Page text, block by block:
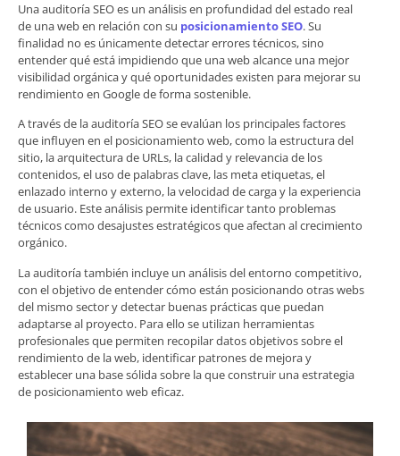
Una auditoría SEO es un análisis en profundidad del estado real
de una web en relación con su posicionamiento SEO. Su
finalidad no es únicamente detectar errores técnicos, sino
entender qué está impidiendo que una web alcance una mejor
visibilidad orgánica y qué oportunidades existen para mejorar su
rendimiento en Google de forma sostenible.
A través de la auditoría SEO se evalúan los principales factores
que influyen en el posicionamiento web, como la estructura del
sitio, la arquitectura de URLs, la calidad y relevancia de los
contenidos, el uso de palabras clave, las meta etiquetas, el
enlazado interno y externo, la velocidad de carga y la experiencia
de usuario. Este análisis permite identificar tanto problemas
técnicos como desajustes estratégicos que afectan al crecimiento
orgánico.
La auditoría también incluye un análisis del entorno competitivo,
con el objetivo de entender cómo están posicionando otras webs
del mismo sector y detectar buenas prácticas que puedan
adaptarse al proyecto. Para ello se utilizan herramientas
profesionales que permiten recopilar datos objetivos sobre el
rendimiento de la web, identificar patrones de mejora y
establecer una base sólida sobre la que construir una estrategia
de posicionamiento web eficaz.